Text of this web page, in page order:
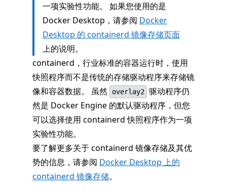
一项实验性功能。 如果您使用的是
Docker Desktop，请参阅 Docker
Desktop 的 containerd 镜像存储页面
上的说明。
containerd，行业标准的容器运行时，使用
快照程序而不是传统的存储驱动程序来存储镜
像和容器数据。 虽然
overlay2
驱动程序仍
然是 Docker Engine 的默认驱动程序，但您
可以选择使用 containerd 快照程序作为一项
实验性功能。
要了解更多关于 containerd 镜像存储及其优
势的信息，请参阅 Docker Desktop 上的
containerd 镜像存储。